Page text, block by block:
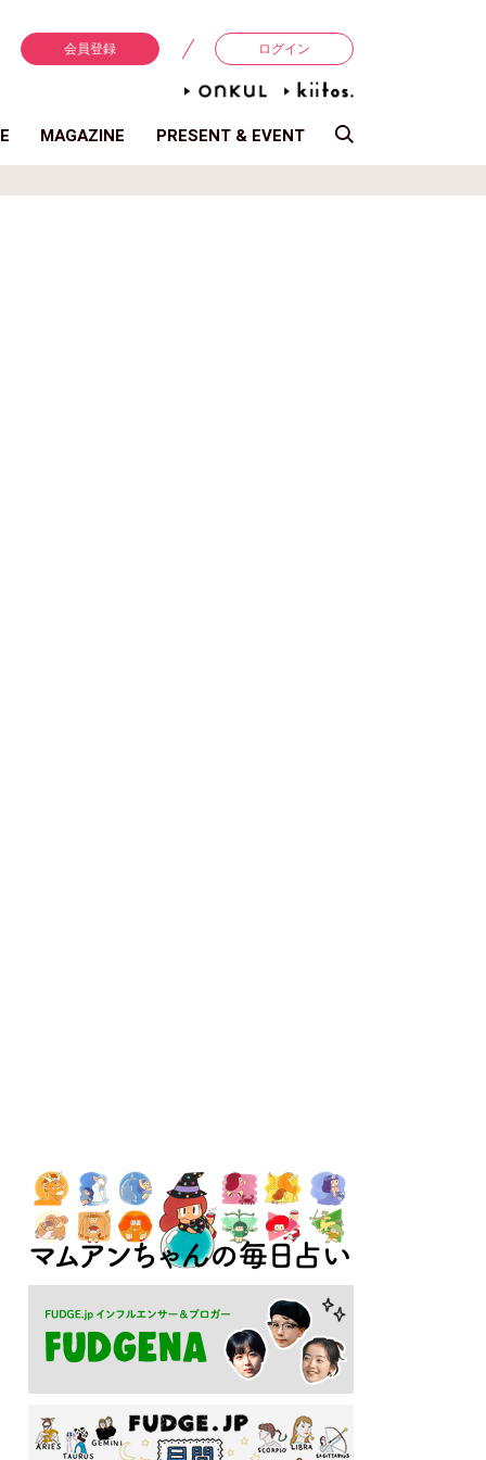
会員登録 ログイン
MAGAZINE PRESENT & EVENT